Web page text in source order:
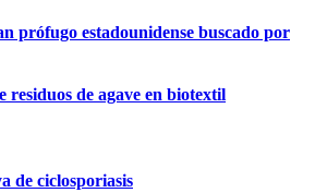
prófugo estadounidense buscado por
residuos de agave en biotextil
de ciclosporiasis